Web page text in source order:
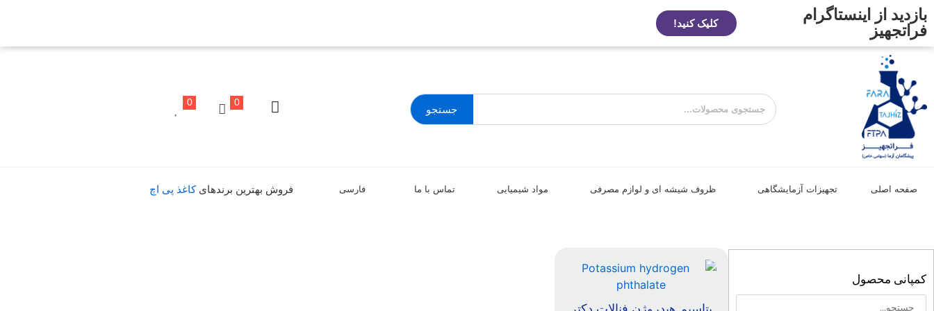
بازدید از اینستاگرام
فراتجهیز
کلیک کنید!
جستجو
0
0
صفحه اصلی تجهیزات آزمایشگاهی ظروف شیشه ای و لوازم مصرفی مواد شیمیایی تماس با ما فارسی فروش بهترین برندهایکاغذ پی اچ
کمپانی محصول